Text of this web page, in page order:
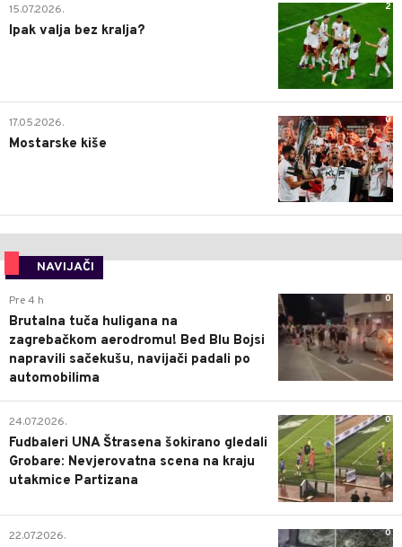
2
15.07.2026.
Ipak valja bez kralja?
0
17.05.2026.
Mostarske kiše
NAVIJAČI
0
Pre 4 h
Brutalna tuča huligana na
zagrebačkom aerodromu! Bed Blu Bojsi
napravili sačekušu, navijači padali po
automobilima
0
24.07.2026.
Fudbaleri UNA Štrasena šokirano gledali
Grobare: Nevjerovatna scena na kraju
utakmice Partizana
0
22.07.2026.